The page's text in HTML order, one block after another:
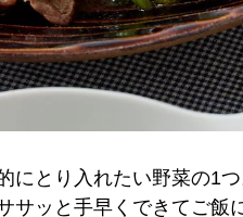
にとり入れたい野菜の1
サッと手早くできてご飯